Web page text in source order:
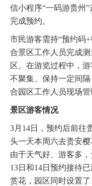
信小程序“一码游贵州”
完成预约。
市民游客需持“预约码
合景区工作人员完成
区。在游览过程中，
不聚集、保持一定间
合园区工作人员现场管
景区游客情况
3月14日，预约后前往
头一天本周六去贵安樱
由于天气好、游客多
13日和14日预约接待
赏花，园区同时设置